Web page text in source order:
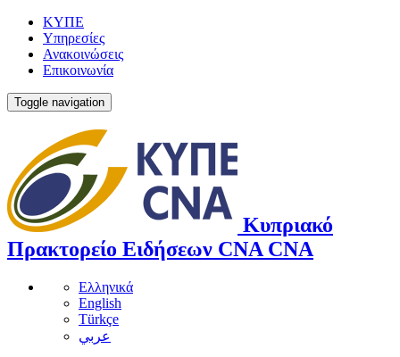
ΚΥΠΕ
Υπηρεσίες
Ανακοινώσεις
Επικοινωνία
Toggle navigation
Κυπριακό
Πρακτορείο Ειδήσεων CNA CNA
Ελληνικά
English
Türkçe
عربي